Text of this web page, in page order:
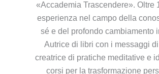
«Accademia Trascendere». Oltre
esperienza nel campo della
sé e del profondo cambiamento
Autrice di libri con i messaggi
creatrice di pratiche meditative e
corsi per la trasformazione